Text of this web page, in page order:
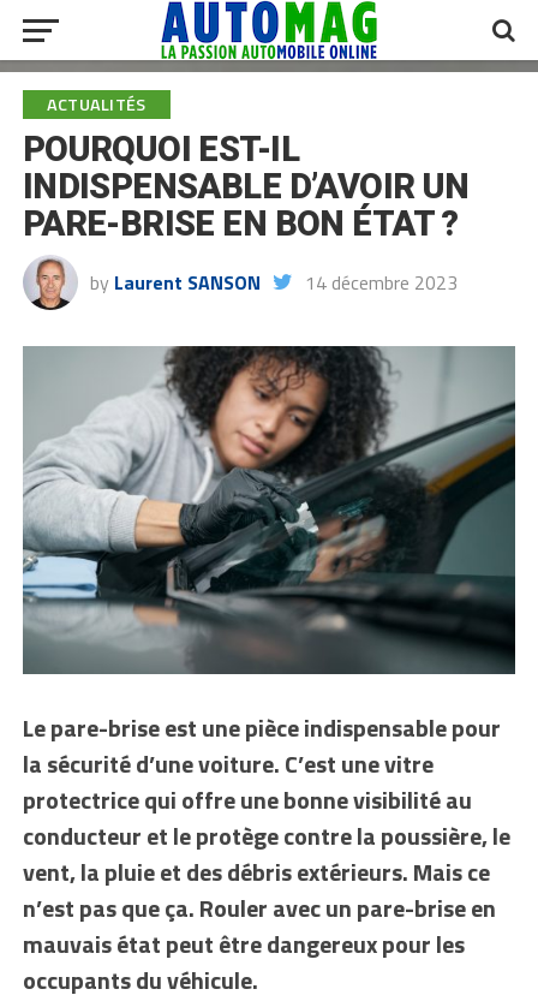
ACTUALITÉS
POURQUOI EST-IL
INDISPENSABLE D’AVOIR UN
PARE-BRISE EN BON ÉTAT ?
by Laurent SANSON 14 décembre 2023
Le pare-brise est une pièce indispensable pour
la sécurité d’une voiture. C’est une vitre
protectrice qui offre une bonne visibilité au
conducteur et le protège contre la poussière, le
vent, la pluie et des débris extérieurs. Mais ce
n’est pas que ça. Rouler avec un pare-brise en
mauvais état peut être dangereux pour les
occupants du véhicule.